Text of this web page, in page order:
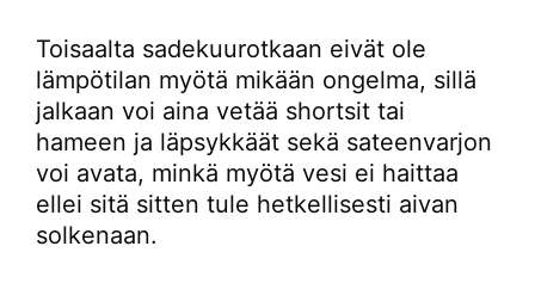
Toisaalta sadekuurotkaan eivät ole
lämpötilan myötä mikään ongelma, sillä
jalkaan voi aina vetää shortsit tai
hameen ja läpsykkäät sekä sateenvarjon
voi avata, minkä myötä vesi ei haittaa
ellei sitä sitten tule hetkellisesti aivan
solkenaan.